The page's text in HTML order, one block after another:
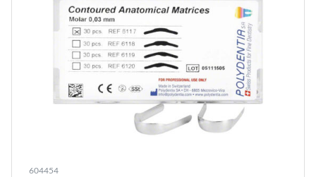
604454